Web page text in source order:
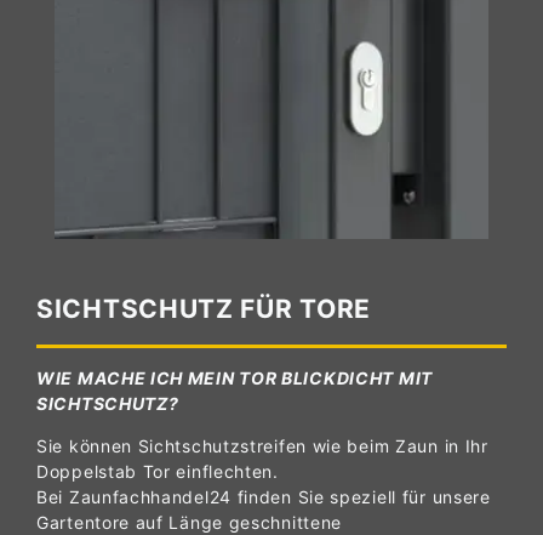
SICHTSCHUTZ FÜR TORE
WIE MACHE ICH MEIN TOR BLICKDICHT MIT
SICHTSCHUTZ?
Sie können Sichtschutzstreifen wie beim Zaun in Ihr
Doppelstab Tor einflechten.
Bei Zaunfachhandel24 finden Sie speziell für unsere
Gartentore auf Länge geschnittene